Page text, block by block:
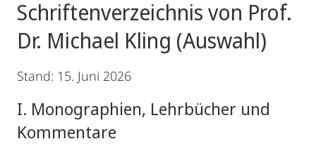
Schriftenverzeichnis von Prof.
Dr. Michael Kling (Auswahl)
Stand: 15. Juni 2026
I. Monographien, Lehrbücher und
Kommentare